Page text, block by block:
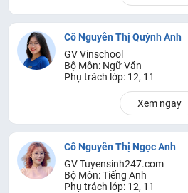
Cô Nguyễn Thị Quỳnh Anh
GV Vinschool
Bộ Môn: Ngữ Văn
Phụ trách lớp: 12, 11
Xem ngay
Cô Nguyễn Thị Ngọc Anh
GV Tuyensinh247.com
Bộ Môn: Tiếng Anh
Phụ trách lớp: 12, 11